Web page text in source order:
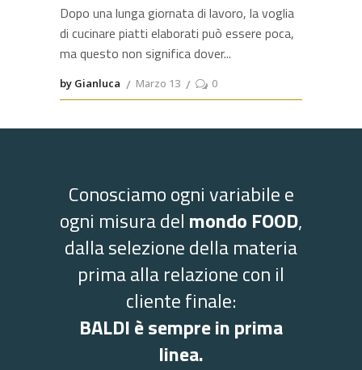
Dopo una lunga giornata di lavoro, la voglia
di cucinare piatti elaborati può essere poca,
ma questo non significa dover
by Gianluca Marzo 13 0
Conosciamo ogni variabile e
ogni misura del mondo FOOD,
dalla selezione della materia
prima alla relazione con il
cliente finale:
BALDI è sempre in prima
linea.